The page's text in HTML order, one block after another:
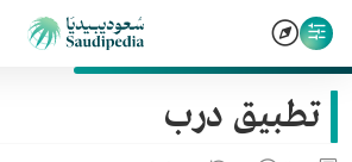
تطبيق درب